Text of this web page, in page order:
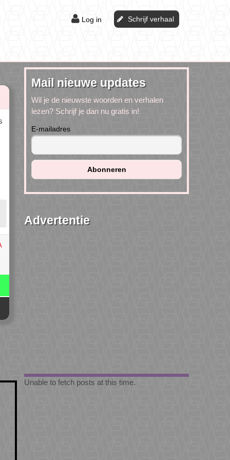
Log in Schrijf verhaal
Mail nieuwe updates
Wil je de nieuwste woorden en verhalen
lezen? Schrijf je dan nu gratis in!
E-mailadres
Advertentie
Unable to fetch posts at this time.